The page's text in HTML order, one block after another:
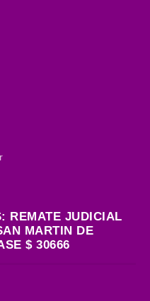
REMATE JUDICIAL
MARTIN DE
$ 30666